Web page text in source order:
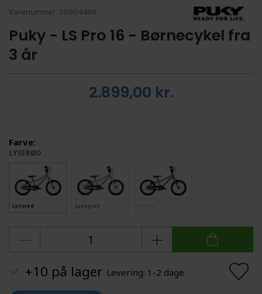
Varenummer: 00004486
Puky - LS Pro 16 - Børnecykel fra
3 år
2.899,00 kr.
Farve:
LYSERØD
Lyserød Lysegrøn
+10 på lager Levering: 1-2 dage